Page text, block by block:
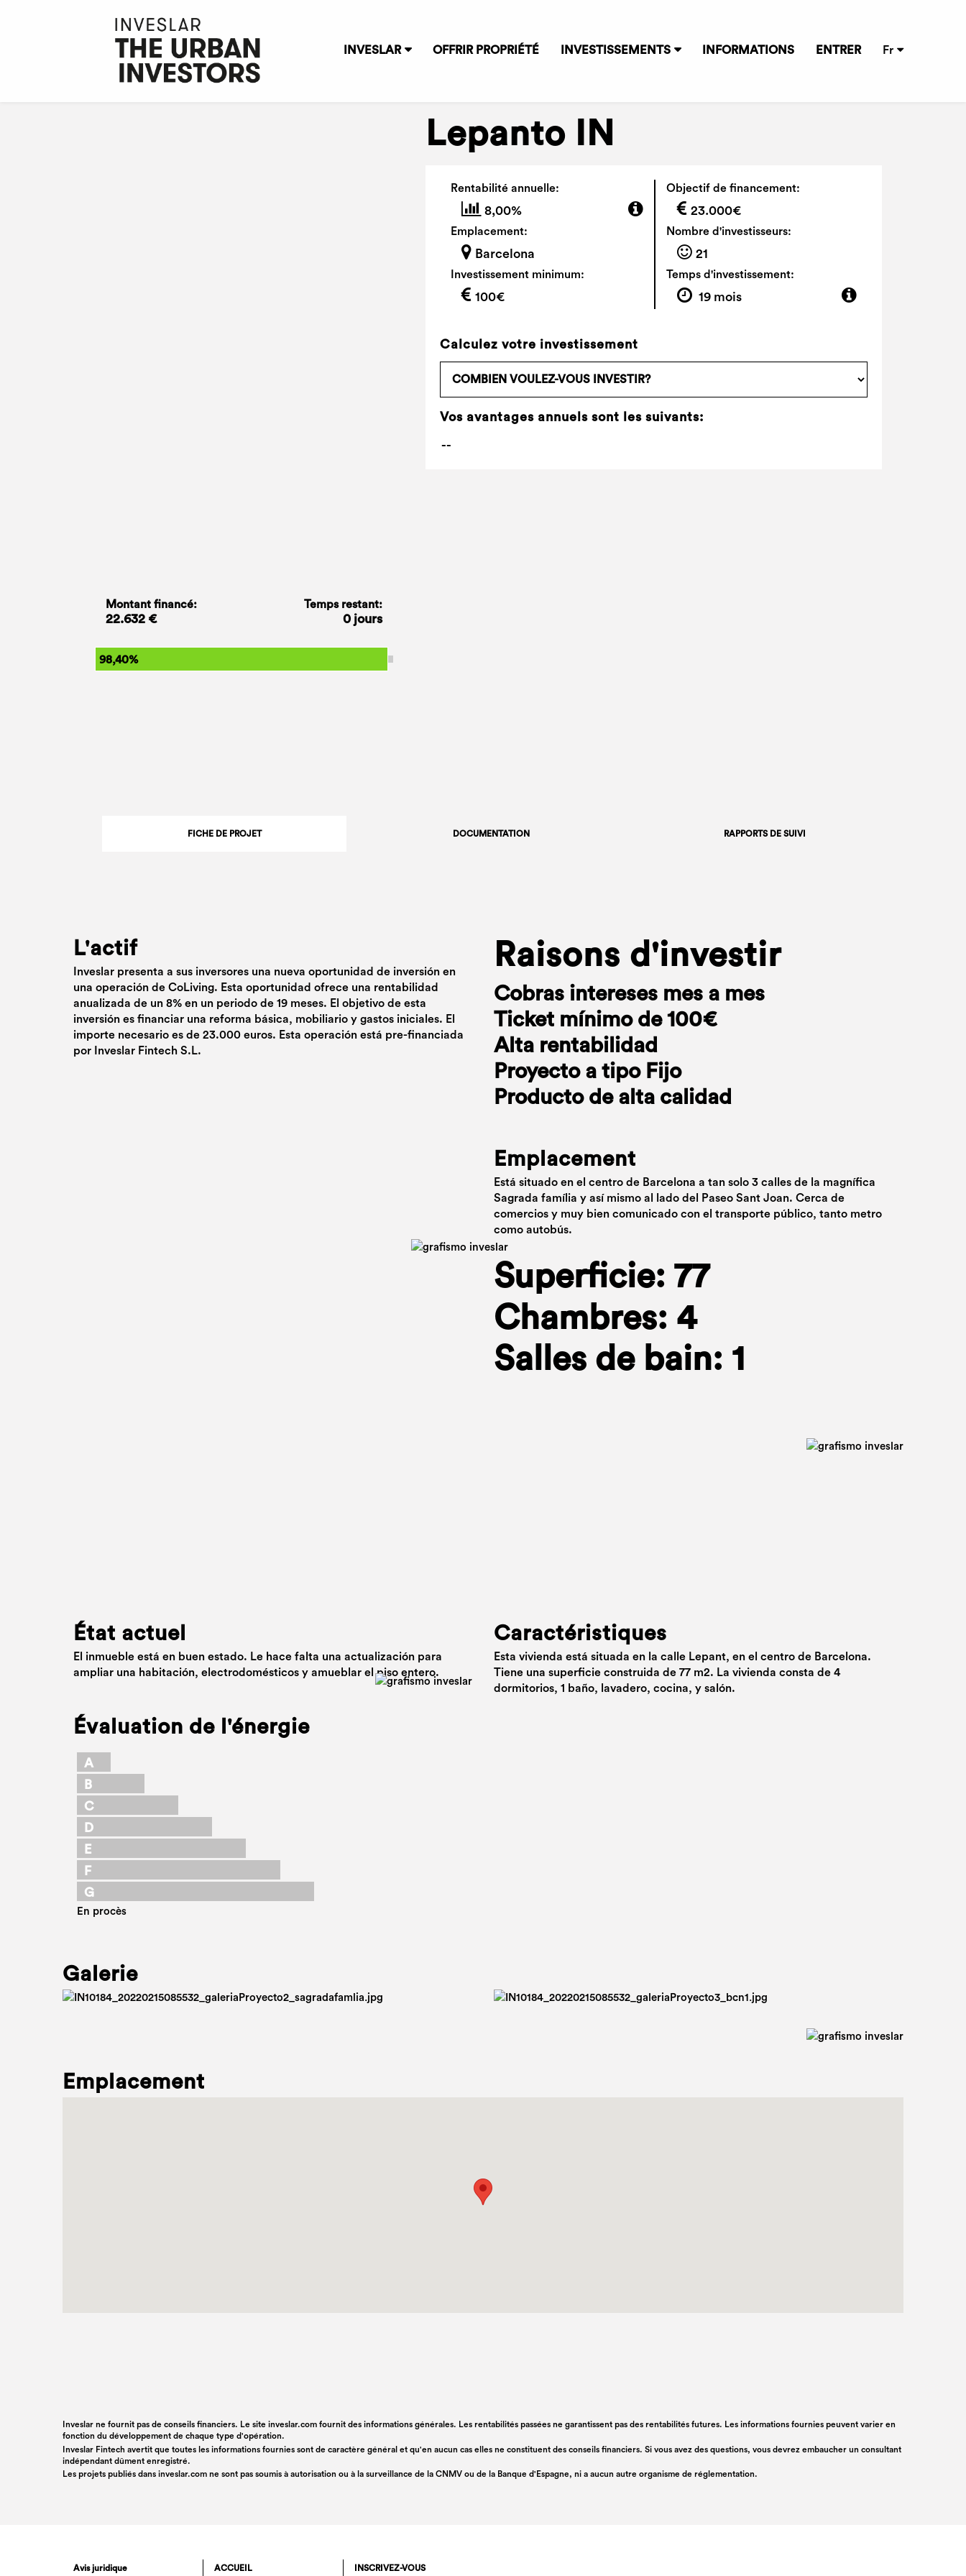
INVESLAR OFFRIR PROPRIÉTÉ INVESTISSEMENTS INFORMATIONS ENTRER Fr
Lepanto IN
Rentabilité annuelle:
8,00%
Emplacement:
Barcelona
Investissement minimum:
100€
Objectif de financement:
23.000€
Nombre d'investisseurs:
21
Temps d'investissement:
19 mois
Calculez votre investissement
Vos avantages annuels sont les suivants:
Montant financé:
22.632 €
Temps restant:
0 jours
98,40%
FICHE DE PROJET DOCUMENTATION RAPPORTS DE SUIVI
L'actif
Inveslar presenta a sus inversores una nueva oportunidad de inversión en
una operación de CoLiving. Esta oportunidad ofrece una rentabilidad
anualizada de un 8% en un periodo de 19 meses. El objetivo de esta
inversión es financiar una reforma básica, mobiliario y gastos iniciales. El
importe necesario es de 23.000 euros. Esta operación está pre-financiada
por Inveslar Fintech S.L.
Raisons d'investir
Cobras intereses mes a mes
Ticket mínimo de 100€
Alta rentabilidad
Proyecto a tipo Fijo
Producto de alta calidad
Emplacement
Está situado en el centro de Barcelona a tan solo 3 calles de la magnífica
Sagrada família y así mismo al lado del Paseo Sant Joan. Cerca de
comercios y muy bien comunicado con el transporte público, tanto metro
como autobús.
Superficie: 77
Chambres: 4
Salles de bain: 1
État actuel
El inmueble está en buen estado. Le hace falta una actualización para
ampliar una habitación, electrodomésticos y amueblar el piso entero.
Évaluation de l'énergie
A
B
C
D
E
F
G
En procès
Caractéristiques
Esta vivienda está situada en la calle Lepant, en el centro de Barcelona.
Tiene una superficie construida de 77 m2. La vivienda consta de 4
dormitorios, 1 baño, lavadero, cocina, y salón.
Galerie
Emplacement
Inveslar ne fournit pas de conseils financiers. Le site inveslar.com fournit des informations générales. Les rentabilités passées ne garantissent pas des rentabilités futures. Les informations fournies peuvent varier en
fonction du développement de chaque type d'opération.
Inveslar Fintech avertit que toutes les informations fournies sont de caractère général et qu'en aucun cas elles ne constituent des conseils financiers. Si vous avez des questions, vous devrez embaucher un consultant
indépendant dûment enregistré.
Les projets publiés dans inveslar.com ne sont pas soumis à autorisation ou à la surveillance de la CNMV ou de la Banque d'Espagne, ni a aucun autre organisme de réglementation.
Avis juridique ACCUEIL INSCRIVEZ-VOUS